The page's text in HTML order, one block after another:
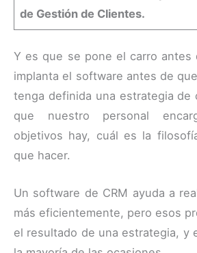
de Gestión de Clientes.
Y es que se pone el carro antes
implanta el software antes de
tenga definida una estrategia de
que nuestro personal
objetivos hay, cuál es la
que hacer.
Un software de CRM ayuda a
más eficientemente, pero esos
el resultado de una estrategia, y